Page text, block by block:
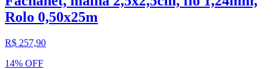
Rolo 0,50x25m
R$ 257,90
14% OFF